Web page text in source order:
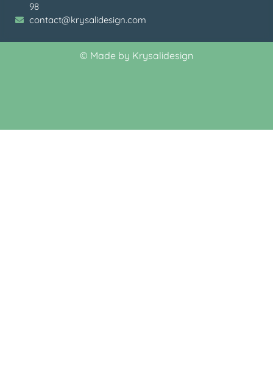
98
contact@krysalidesign.com
© Made by Krysalidesign